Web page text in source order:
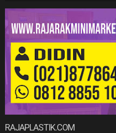
RAJAPLASTIK.COM